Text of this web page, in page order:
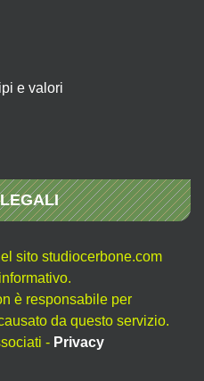
e valori
sito studiocerbone.com
è responsabile per
da questo servizio.
- Privacy